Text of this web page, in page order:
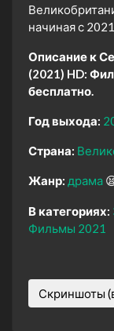
начиная с
Описание к
(2021) HD:
бесплатно.
Год выхода:
Страна:
Жанр: драма
В категориях:
Фильмы 2021
Скриншоты